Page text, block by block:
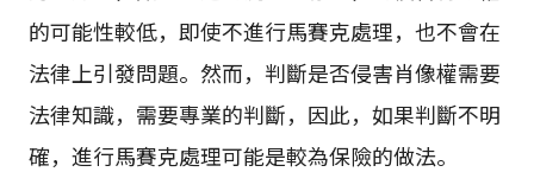
的可能性較低，即使不進行馬賽克處理，也不會在
法律上引發問題。然而，判斷是否侵害肖像權需要
法律知識，需要專業的判斷，因此，如果判斷不明
確，進行馬賽克處理可能是較為保險的做法。